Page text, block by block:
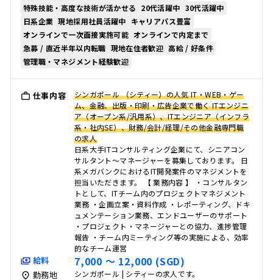
特殊技能・高度な技術が活かせる 20代活躍中 30代活躍中
日系企業 現地採用社員活躍中 キャリアパス豊富
オンラインで一次面接実施可能 オンラインで内定まで
急募 / 直近半年以内転職 現地在住者歓迎 高給 / 好条件
管理職・マネジメント経験歓迎
仕事内容
シンガポール （シティー）の人気 IT・WEB・ゲー
ム、金融、出版・印刷・広告企業で働く ITエンジニ
ア（オープン系/汎用系）、ITエンジニア（インフラ
系・社内SE）、財務/会計/経理/その他金融専門職
の求人
日系大手ITコンサルティング企業にて、シニアコン
サルタント～マネージャーを募集しております。 日
系メガバンクにおけるIT開発案件のマネジメントを
担当いただきます。 【 業務内容 】 ・コンサルタン
トとして、ITチーム内のプロジェクトマネジメント
業務 ・企画立案・資料作成 ・レポーティング、ドキ
ュメンテーション業務、エンドユーザーのサポート
・プロジェクト・マネージャーとの協力、進捗管理
報告 ・チーム内ミーティング等の実施による、効率
的なチーム運営
給料 7,000 〜 12,000 (SGD)
勤務地 シンガポール | シティーの求人です。